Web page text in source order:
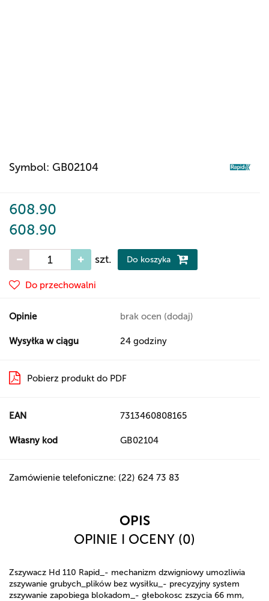
Symbol: GB02104
608.90
608.90
szt. Do koszyka
Do przechowalni
Opinie brak ocen (dodaj)
Wysyłka w ciągu 24 godziny
Pobierz produkt do PDF
EAN 7313460808165
Własny kod GB02104
Zamówienie telefoniczne: (22) 624 73 83
OPIS
OPINIE I OCENY (0)
Zszywacz Hd 110 Rapid_- mechanizm dzwigniowy umozliwia
zszywanie grubych_plików bez wysiłku_- precyzyjny system
zszywanie zapobiega blokadom_- głebokosc zszycia 66 mm,